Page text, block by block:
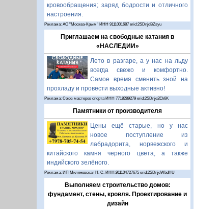
кровообращения; заряд бодрости и отличного
настроения.
Реклама: АО "Москва-Крым" ИНН 9111001687 erid:2SDnjdBZsyu
Приглашаем на свободные катания в
«НАСЛЕДИИ»
Лето в разгаре, а у нас на льду
всегда свежо и комфортно.
Самое время сменить зной на
прохладу и провести выходные активно!
Реклама: Союз мастеров спорта ИНН 7718289279 erid:2SDnje2Eh6K
Памятники от производителя
Цены ещё старые, но у нас
новое поступление из
лабрадорита, норвежского и
китайского камня черного цвета, а также
индийского зелёного.
Реклама: ИП Миляновская Н. С. ИНН:911104727675 erid:2SDnjeWbdHU
Выполняем строительство домов:
фундамент, стены, кровля. Проектирование и
дизайн